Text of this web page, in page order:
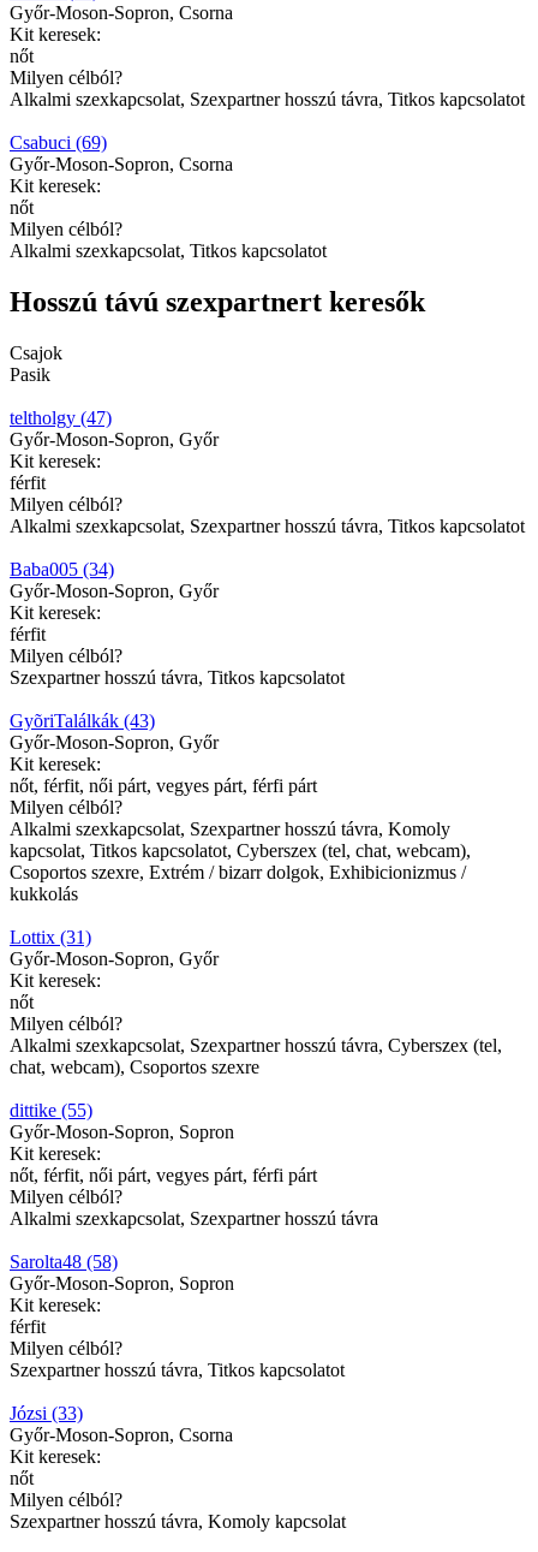
Győr-Moson-Sopron, Csorna
Kit keresek:
nőt
Milyen célból?
Alkalmi szexkapcsolat, Szexpartner hosszú távra, Titkos kapcsolatot
Csabuci (69)
Győr-Moson-Sopron, Csorna
Kit keresek:
nőt
Milyen célból?
Alkalmi szexkapcsolat, Titkos kapcsolatot
Hosszú távú szexpartnert keresők
Csajok
Pasik
teltholgy (47)
Győr-Moson-Sopron, Győr
Kit keresek:
férfit
Milyen célból?
Alkalmi szexkapcsolat, Szexpartner hosszú távra, Titkos kapcsolatot
Baba005 (34)
Győr-Moson-Sopron, Győr
Kit keresek:
férfit
Milyen célból?
Szexpartner hosszú távra, Titkos kapcsolatot
GyõriTalálkák (43)
Győr-Moson-Sopron, Győr
Kit keresek:
nőt, férfit, női párt, vegyes párt, férfi párt
Milyen célból?
Alkalmi szexkapcsolat, Szexpartner hosszú távra, Komoly
kapcsolat, Titkos kapcsolatot, Cyberszex (tel, chat, webcam),
Csoportos szexre, Extrém / bizarr dolgok, Exhibicionizmus /
kukkolás
Lottix (31)
Győr-Moson-Sopron, Győr
Kit keresek:
nőt
Milyen célból?
Alkalmi szexkapcsolat, Szexpartner hosszú távra, Cyberszex (tel,
chat, webcam), Csoportos szexre
dittike (55)
Győr-Moson-Sopron, Sopron
Kit keresek:
nőt, férfit, női párt, vegyes párt, férfi párt
Milyen célból?
Alkalmi szexkapcsolat, Szexpartner hosszú távra
Sarolta48 (58)
Győr-Moson-Sopron, Sopron
Kit keresek:
férfit
Milyen célból?
Szexpartner hosszú távra, Titkos kapcsolatot
Józsi (33)
Győr-Moson-Sopron, Csorna
Kit keresek:
nőt
Milyen célból?
Szexpartner hosszú távra, Komoly kapcsolat